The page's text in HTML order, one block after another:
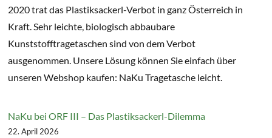
2020 trat das Plastiksackerl-Verbot in ganz Österreich in
Kraft. Sehr leichte, biologisch abbaubare
Kunststofftragetaschen sind von dem Verbot
ausgenommen. Unsere Lösung können Sie einfach über
unseren Webshop kaufen: NaKu Tragetasche leicht.
NaKu bei ORF III – Das Plastiksackerl-Dilemma
22. April 2026